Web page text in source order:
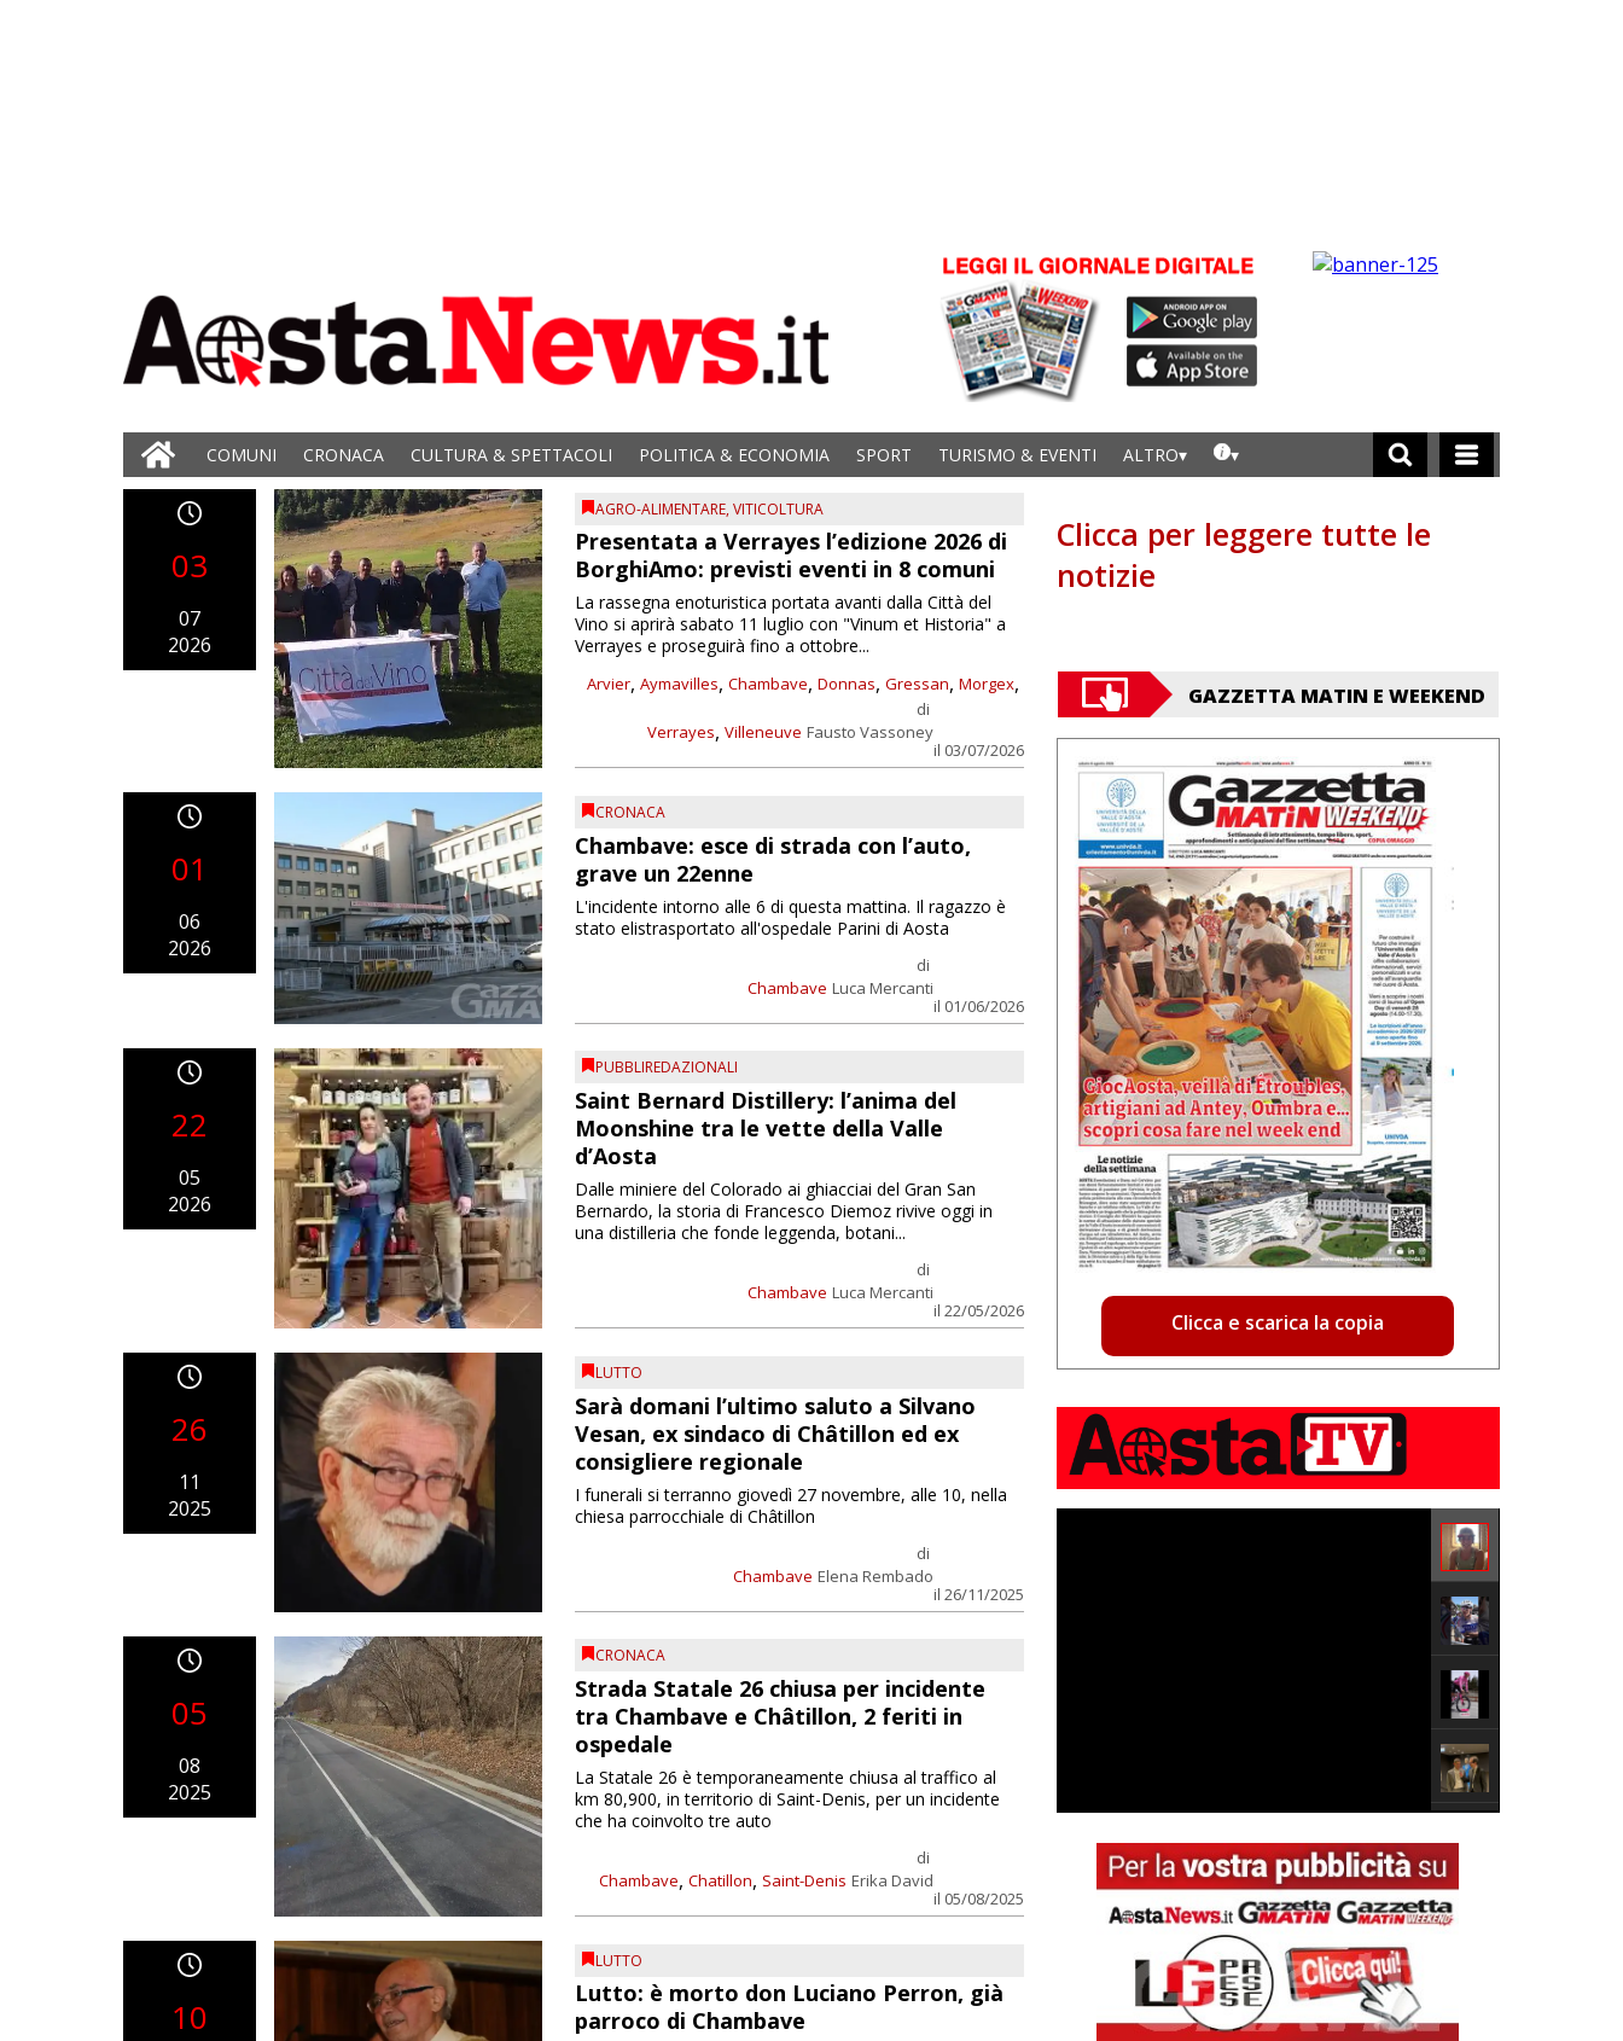
COMUNI CRONACA CULTURA & SPETTACOLI POLITICA & ECONOMIA SPORT TURISMO & EVENTI ALTRO
03
07
2026
AGRO-ALIMENTARE,VITICOLTURA
Presentata a Verrayes l’edizione 2026 di
BorghiAmo: previsti eventi in 8 comuni
Arvier, Aymavilles, Chambave, Donnas, Gressan, Morgex,
Verrayes, Villeneuve
di
Fausto Vassoney
il 03/07/2026
La rassegna enoturistica portata avanti dalla Città del
Vino si aprirà sabato 11 luglio con "Vinum et Historia" a
Verrayes e proseguirà fino a ottobre...
01
06
2026
CRONACA
Chambave: esce di strada con l’auto,
grave un 22enne
Chambave
di
Luca Mercanti
il 01/06/2026
L'incidente intorno alle 6 di questa mattina. Il ragazzo è
stato elistrasportato all'ospedale Parini di Aosta
22
05
2026
PUBBLIREDAZIONALI
Saint Bernard Distillery: l’anima del
Moonshine tra le vette della Valle
d’Aosta
Chambave
di
Luca Mercanti
il 22/05/2026
Dalle miniere del Colorado ai ghiacciai del Gran San
Bernardo, la storia di Francesco Diemoz rivive oggi in
una distilleria che fonde leggenda, botani...
26
11
2025
LUTTO
Sarà domani l’ultimo saluto a Silvano
Vesan, ex sindaco di Châtillon ed ex
consigliere regionale
Chambave
di
Elena Rembado
il 26/11/2025
I funerali si terranno giovedì 27 novembre, alle 10, nella
chiesa parrocchiale di Châtillon
05
08
2025
CRONACA
Strada Statale 26 chiusa per incidente
tra Chambave e Châtillon, 2 feriti in
ospedale
Chambave, Chatillon, Saint-Denis
di
Erika David
il 05/08/2025
La Statale 26 è temporaneamente chiusa al traffico al
km 80,900, in territorio di Saint-Denis, per un incidente
che ha coinvolto tre auto
10
LUTTO
Lutto: è morto don Luciano Perron, già
parroco di Chambave
Clicca per leggere tutte le
notizie
GAZZETTA MATIN E WEEKEND
Clicca e scarica la copia